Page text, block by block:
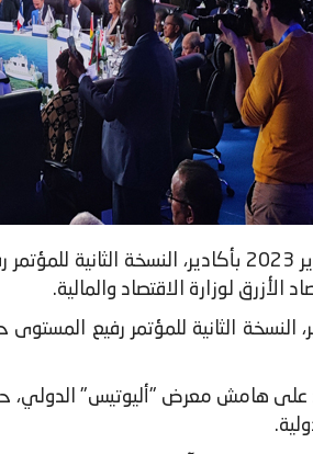
استضاف المغرب يوم 31 يناير 2023
الأزرق لوزارة الاقتصاد والمالية.
النسخة الثانية للمؤتمر رفيع